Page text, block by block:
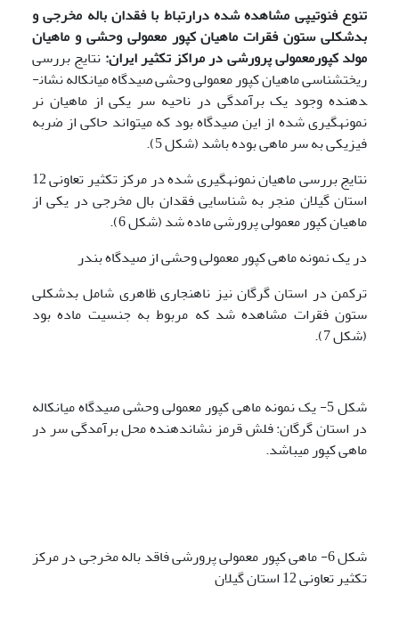
تنوع فنوتیپی مشاهده شده درارتباط با فقدان باله مخرجی و
بدشکلی ستون فقرات ماهیان کپور معمولی وحشی و ماهیان
مولد کپورمعمولی پرورشی در مراکز تکثیر ایران: نتایج بررسی
ریخت­شناسی ماهیان کپور معمولی وحشی صیدگاه میانکاله نشان­
دهنده وجود یک برآمدگی در ناحیه سر یکی از ماهیان نر
نمونه­گیری شده از این صیدگاه بود که می­تواند حاکی از ضربه
فیزیکی به سر ماهی بوده باشد (شکل 5).
نتایج بررسی ماهیان نمونه­گیری شده در مرکز تکثیر تعاونی 12
استان گیلان منجر به شناسایی فقدان بال مخرجی در یکی از
ماهیان کپور معمولی پرورشی ماده شد (شکل 6).
در یک نمونه ماهی کپور معمولی وحشی از صیدگاه بندر
ترکمن در استان گرگان نیز ناهنجاری ظاهری شامل بدشکلی
ستون فقرات مشاهده شد که مربوط به جنسیت ماده بود
(شکل 7).
شکل 5- یک نمونه ماهی کپور معمولی وحشی صیدگاه میانکاله
در استان گرگان: فلش قرمز نشان­دهنده محل برآمدگی سر در
ماهی کپور می­باشد.
شکل 6- ماهی کپور معمولی پرورشی فاقد باله مخرجی در مرکز
تکثیر تعاونی 12 استان گیلان